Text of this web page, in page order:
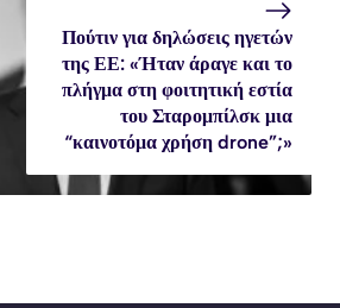
Πούτιν για δηλώσεις ηγετών
της ΕΕ: «Ήταν άραγε και το
πλήγμα στη φοιτητική εστία
του Σταρομπίλσκ μια
“καινοτόμα χρήση drone”;»